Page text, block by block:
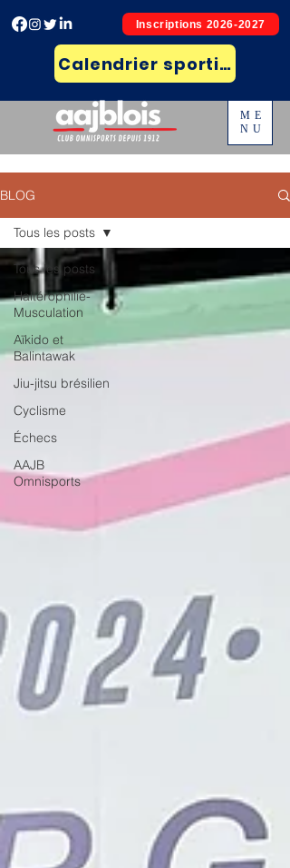
Inscriptions 2026-2027
Calendrier sportif et
ME
NU
BLOG
Tous les posts
Haltérophilie-
Musculation
Aïkido et
Balintawak
Jiu-jitsu brésilien
Cyclisme
Échecs
AAJB
Omnisports
Tous les posts